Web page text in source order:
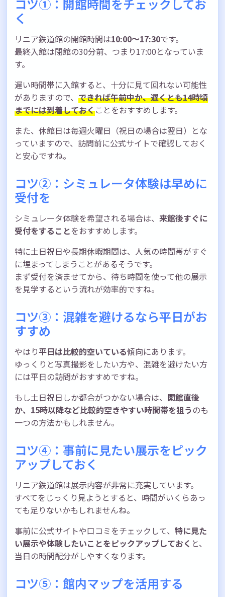
コツ①：開館時間をチェックしてお
く
リニア鉄道館の開館時間は10:00〜17:30です。
最終入館は閉館の30分前、つまり17:00となっていま
す。
遅い時間帯に入館すると、十分に見て回れない可能性
がありますので、 できれば午前中か、遅くとも14時頃
までには到着しておくことをおすすめします。
また、休館日は毎週火曜日（祝日の場合は翌日）とな
っていますので、訪問前に公式サイトで確認しておく
と安心ですね。
コツ②：シミュレータ体験は早めに
受付を
シミュレータ体験を希望される場合は、 来館後すぐに
受付をすることをおすすめします。
特に土日祝日や長期休暇期間は、人気の時間帯がすぐ
に埋まってしまうことがあるそうです。
まず受付を済ませてから、待ち時間を使って他の展示
を見学するという流れが効率的ですね。
コツ③：混雑を避けるなら平日がお
すすめ
やはり平日は比較的空いている傾向にあります。
ゆっくりと写真撮影をしたい方や、混雑を避けたい方
には平日の訪問がおすすめですね。
もし土日祝日しか都合がつかない場合は、 開館直後
か、15時以降など比較的空きやすい時間帯を狙う のも
一つの方法かもしれません。
コツ④：事前に見たい展示をピック
アップしておく
リニア鉄道館は展示内容が非常に充実しています。
すべてをじっくり見ようとすると、時間がいくらあっ
ても足りないかもしれませんね。
事前に公式サイトや口コミをチェックして、 特に見た
い展示や体験したいことをピックアップしておく と、
当日の時間配分がしやすくなります。
コツ⑤：館内マップを活用する